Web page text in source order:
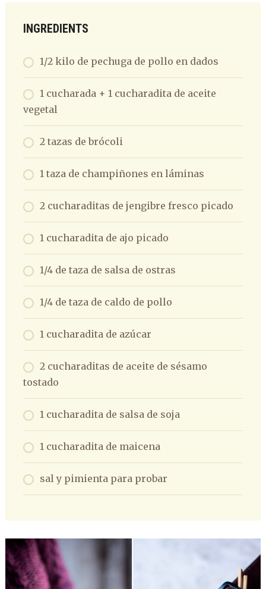
INGREDIENTS
1/2 kilo de pechuga de pollo en dados
1 cucharada + 1 cucharadita de aceite
vegetal
2 tazas de brócoli
1 taza de champiñones en láminas
2 cucharaditas de jengibre fresco picado
1 cucharadita de ajo picado
1/4 de taza de salsa de ostras
1/4 de taza de caldo de pollo
1 cucharadita de azúcar
2 cucharaditas de aceite de sésamo
tostado
1 cucharadita de salsa de soja
1 cucharadita de maicena
sal y pimienta para probar